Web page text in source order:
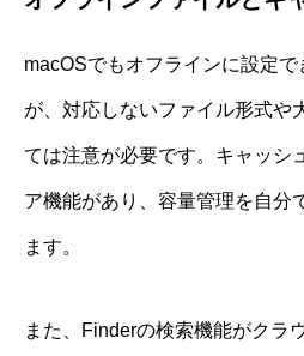
macOSでもオフラインに設定
が、対応しないファイル形式や
ては注意が必要です。キャッシ
ア機能があり、容量管理を自分
ます。
また、Finderの検索機能がクラ